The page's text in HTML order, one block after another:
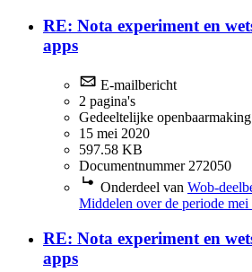
RE: Nota experiment en
apps
E-mailbericht
2 pagina's
Gedeeltelijke openbaarmaking
15 mei 2020
597.58 KB
Documentnummer 272050
Onderdeel van Wob-
Middelen over de periode mei
RE: Nota experiment en
apps